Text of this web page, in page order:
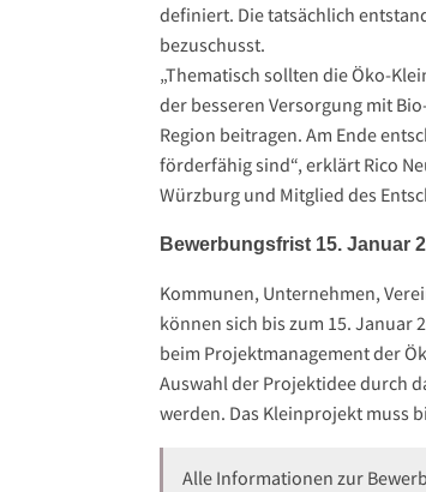
definiert. Die tatsächlich
bezuschusst.
„Thematisch sollten die Öko-
der besseren Versorgung mit
Region beitragen. Am Ende
förderfähig sind“, erklärt Rico
Würzburg und Mitglied des
Bewerbungsfrist 15. Januar
Kommunen, Unternehmen,
können sich bis zum 15. Januar
beim Projektmanagement der
Auswahl der Projektidee durch
werden. Das Kleinprojekt muss
Alle Informationen zur